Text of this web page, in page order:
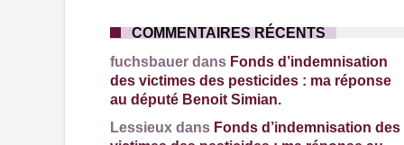
COMMENTAIRES RÉCENTS
fuchsbauer dans Fonds d’indemnisation
des victimes des pesticides : ma réponse
au député Benoit Simian.
Lessieux dans Fonds d’indemnisation des